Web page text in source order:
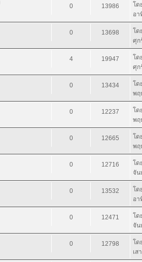
0 13986 โด
อา
0 13698 โด
ศุก
4 19947 โด
ศุก
0 13434 โด
พฤ
0 12237 โด
พฤ
0 12665 โด
พฤ
0 12716 โด
จัน
0 13532 โด
อา
0 12471 โด
จัน
0 12798 โด
เส